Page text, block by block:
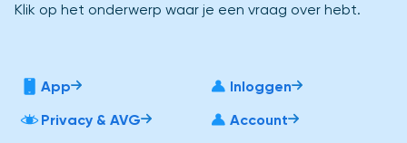
Klik op het onderwerp waar je een vraag over hebt.
App
Inloggen
Privacy & AVG
Account